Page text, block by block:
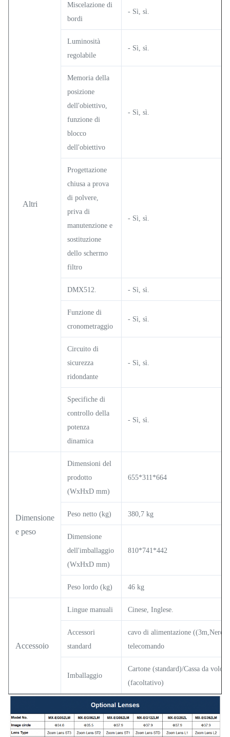
Altri
Miscelazione di
bordi
- Sì, sì.
Luminosità
regolabile
- Sì, sì.
Memoria della
posizione
dell'obiettivo,
funzione di
blocco
dell'obiettivo
- Sì, sì.
Progettazione
chiusa a prova
di polvere,
priva di
manutenzione e
sostituzione
dello schermo
filtro
- Sì, sì.
DMX512. - Sì, sì.
Funzione di
cronometraggio
- Sì, sì.
Circuito di
sicurezza
ridondante
- Sì, sì.
Specifiche di
controllo della
potenza
dinamica
- Sì, sì.
Dimensione
e peso
Dimensioni del
prodotto
(WxHxD mm)
655*311*664
Peso netto (kg) 380,7 kg
Dimensione
dell'imballaggio
(WxHxD mm)
810*741*442
Peso lordo (kg) 46 kg
Accessoio
Lingue manuali Cinese, Inglese.
Accessori
standard
cavo di alimentazione ((3m,Nero),
telecomando
Imballaggio
Cartone (standard)/Cassa da volo
(facoltativo)